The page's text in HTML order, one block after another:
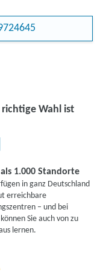
Wahl ist
1.000 Standorte
in ganz Deutschland
erreichbare
– und bei
Sie auch von zu
lernen.